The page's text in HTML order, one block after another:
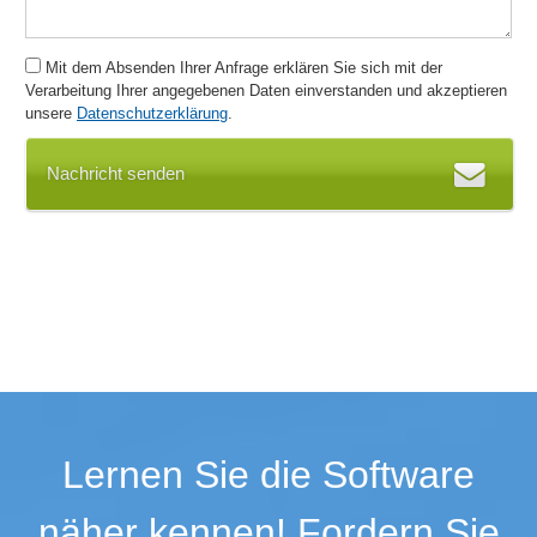
Kalkulation
Kassenauswertung
Kassenbuch
Kassenprüfprotokoll
Kursbuchung
Mit dem Absenden Ihrer Anfrage erklären Sie sich mit der
Verarbeitung Ihrer angegebenen Daten einverstanden und akzeptieren
unsere Datenschutzerklärung.
Nachricht senden
Lernen Sie die Software